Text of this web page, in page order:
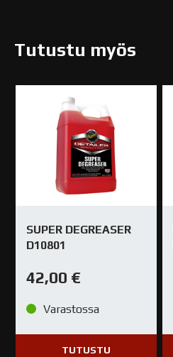
Tutustu myös
SUPER DEGREASER
D10801
42,00 €
Varastossa
TUTUSTU